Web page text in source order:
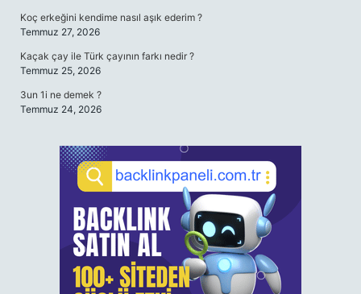
Koç erkeğini kendime nasıl aşık ederim ?
Temmuz 27, 2026
Kaçak çay ile Türk çayının farkı nedir ?
Temmuz 25, 2026
3un 1i ne demek ?
Temmuz 24, 2026